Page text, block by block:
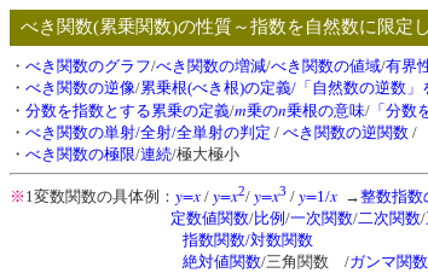
べき関数(累乗関数)の性質～指数を自然数に
・ べき関数のグラフ/べき関数の増減/べき関数の値域/有界
・ べき関数の逆像/累乗根(べき根)の定義/「自然数の逆数
・ 分数を指数とする累乗の定義/m乗のn乗根の意味/ 「分数
・ べき関数の単射/全射/全単射の判定 / べき関数の逆関数 /
・ べき関数の極限/連続/極大極小
※ 1変数関数の具体例： y=x / y=x2/ y=x3 / y=1/x →整数指数
定数値関数/比例 /一次関数/二次関数/
指数関数/対数関数
絶対値関数/三角関数 /ガンマ関数